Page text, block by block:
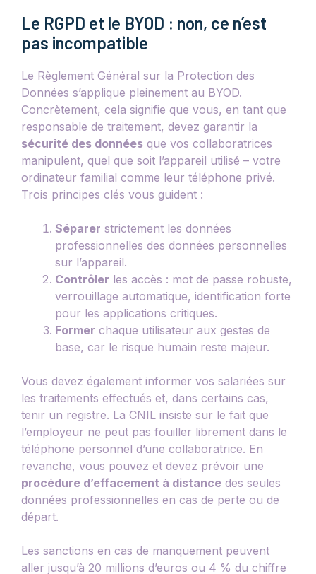
Le RGPD et le BYOD : non, ce n’est
pas incompatible
Le Règlement Général sur la Protection des
Données s’applique pleinement au BYOD.
Concrètement, cela signifie que vous, en tant que
responsable de traitement, devez garantir la
sécurité des données que vos collaboratrices
manipulent, quel que soit l’appareil utilisé – votre
ordinateur familial comme leur téléphone privé.
Trois principes clés vous guident :
Séparer strictement les données
professionnelles des données personnelles
sur l’appareil.
Contrôler les accès : mot de passe robuste,
verrouillage automatique, identification forte
pour les applications critiques.
Former chaque utilisateur aux gestes de
base, car le risque humain reste majeur.
Vous devez également informer vos salariées sur
les traitements effectués et, dans certains cas,
tenir un registre. La CNIL insiste sur le fait que
l’employeur ne peut pas fouiller librement dans le
téléphone personnel d’une collaboratrice. En
revanche, vous pouvez et devez prévoir une
procédure d’effacement à distance des seules
données professionnelles en cas de perte ou de
départ.
Les sanctions en cas de manquement peuvent
aller jusqu’à 20 millions d’euros ou 4 % du chiffre